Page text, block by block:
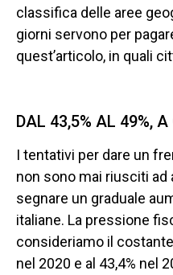
classifica delle aree
giorni servono per
quest’articolo, in quali
DAL 43,5% AL 49%,
I tentativi per dare un
non sono mai riusciti ad
segnare un graduale
italiane. La pressione
consideriamo il
nel 2020 e al 43,4% nel